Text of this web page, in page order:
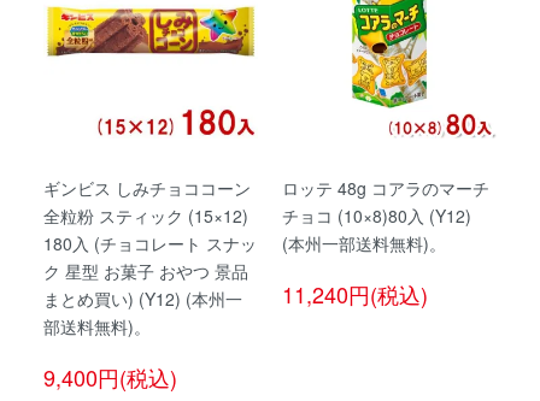
ギンビス しみチョココーン
全粒粉 スティック (15×12)
180入 (チョコレート スナッ
ク 星型 お菓子 おやつ 景品
まとめ買い) (Y12) (本州一
部送料無料)。
9,400円(税込)
ロッテ 48g コアラのマーチ
チョコ (10×8)80入 (Y12)
(本州一部送料無料)。
11,240円(税込)